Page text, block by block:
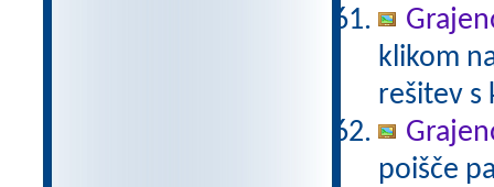
klikom
rešitev s
poišče